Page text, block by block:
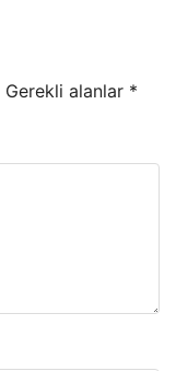
Gerekli alanlar *